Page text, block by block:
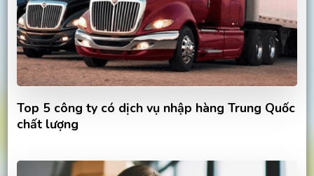
Top 5 công ty có dịch vụ nhập hàng Trung Quốc
chất lượng